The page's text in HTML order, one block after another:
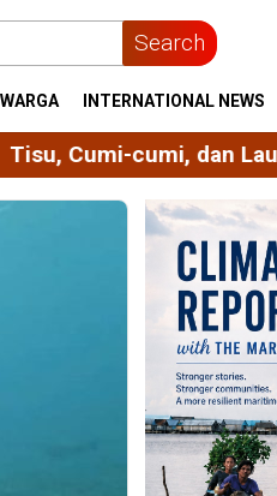
Search
INTERNATIONAL NEWS
Laut yang Menghidupi